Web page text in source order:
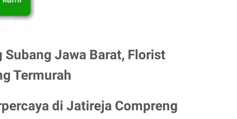
Jawa Barat, Florist
Termurah
di Jatireja Compreng